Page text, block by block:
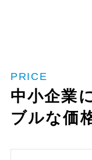
PRICE
中小企業
ブルな価